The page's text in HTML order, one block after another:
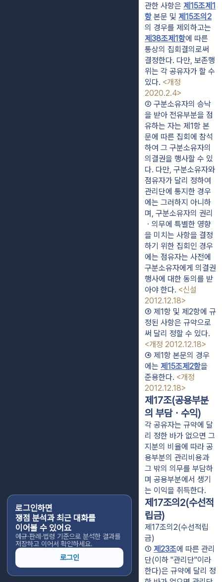
로그인하면
쟁점 분석과 최근 대화를
이어볼 수 있어요
예규·판례·법령 기준으로 분석한 결과를
저장하고 이어서 확인하세요.
로그인
관한 사항은 제15조제1
항 본문 및 제15조의2
제38조제1항에 따른
통상의 집회결의로써
결정한다. 다만, 보존행
위는 각 공유자가 할 수
있다. <개정
2020.2.4>
② 구분소유자의 승낙
을 받아 전유부분을 점
유하는 자는 제1항 본
문에 따른 집회에 참석
하여 그 구분소유자의
의결권을 행사할 수 있
다. 다만, 구분소유자와
점유자가 달리 정하여
관리단에 통지한 경우
에는 그러하지 아니하
며, 구분소유자의 권리
ㆍ의무에 특별한 영향
을 미치는 사항을 결정
하기 위한 집회인 경우
에는 점유자는 사전에
구분소유자에게 의결권
행사에 대한 동의를 받
아야 한다. <신설
2012.12.18>
③ 제1항 및 제2항에 규
정된 사항은 규약으로
<개정 2012.12.18>
④ 제1항 본문의 경우
에는 제15조제2항을
준용한다. <개정
2012.12.18>
제17조(공용부분
의 부담ㆍ수익)
각 공유자는 규약에 달
리 정한 바가 없으면 그
지분의 비율에 따라 공
용부분의 관리비용과
그 밖의 의무를 부담하
며 공용부분에서 생기
는 이익을 취득한다.
제17조의2(수선적
립금)
제17조의2(수선적립
금)
① 제23조에 따른 관리
단(이하 "관리단"이라
한다)은 규약에 달리 정